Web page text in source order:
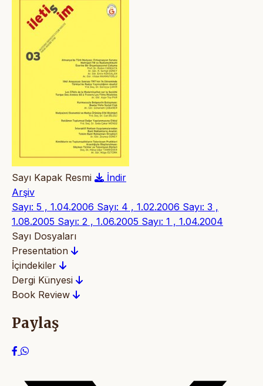
Sayı Kapak Resmi
İndir
Arşiv
Sayı: 5 , 1.04.2006 Sayı: 4 , 1.02.2006 Sayı: 3 ,
1.08.2005 Sayı: 2 , 1.06.2005 Sayı: 1 , 1.04.2004
Sayı Dosyaları
Presentation
İçindekiler
Dergi Künyesi
Book Review
Paylaş